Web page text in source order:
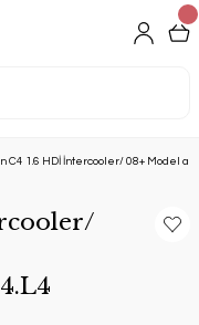
C4 1.6 HDİ İntercooler/ 08+ Model